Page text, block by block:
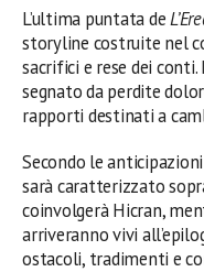
L’ultima puntata de
storyline costruite nel
sacrifici e rese dei
segnato da perdite
rapporti destinati a
Secondo le
sarà caratterizzato
coinvolgerà Hicran,
arriveranno vivi
ostacoli, tradimenti e